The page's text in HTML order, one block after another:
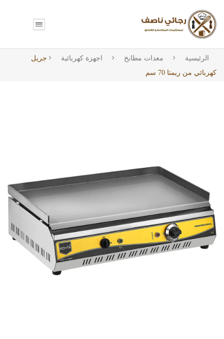
الرئيسية معدات مطابخ اجهزة كهربائية
جريل
كهربائي من ريمتا 70 سم